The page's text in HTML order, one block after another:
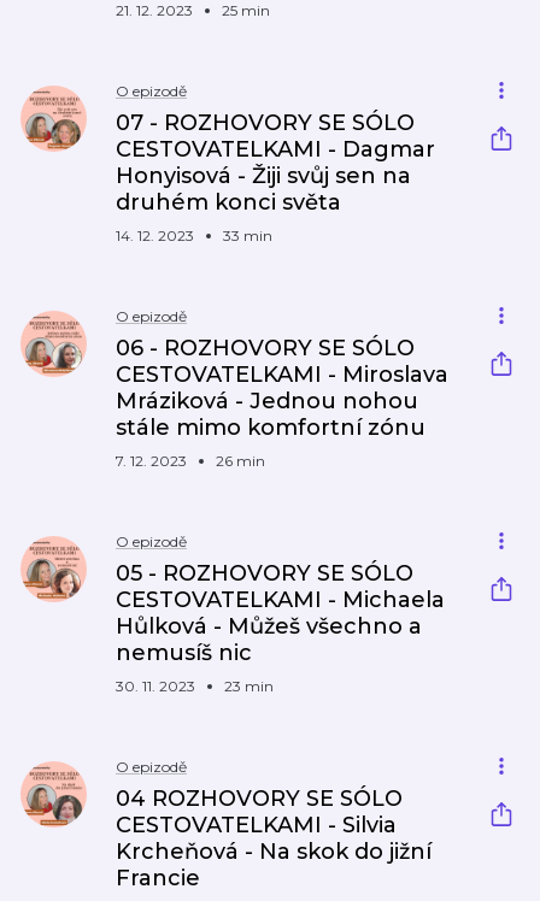
21. 12. 2023 25 min
O epizodě
07 - ROZHOVORY SE SÓLO
CESTOVATELKAMI - Dagmar
Honyisová - Žiji svůj sen na
druhém konci světa
14. 12. 2023 33 min
O epizodě
06 - ROZHOVORY SE SÓLO
CESTOVATELKAMI - Miroslava
Mráziková - Jednou nohou
stále mimo komfortní zónu
7. 12. 2023 26 min
O epizodě
05 - ROZHOVORY SE SÓLO
CESTOVATELKAMI - Michaela
Hůlková - Můžeš všechno a
nemusíš nic
30. 11. 2023 23 min
O epizodě
04 ROZHOVORY SE SÓLO
CESTOVATELKAMI - Silvia
Krcheňová - Na skok do jižní
Francie